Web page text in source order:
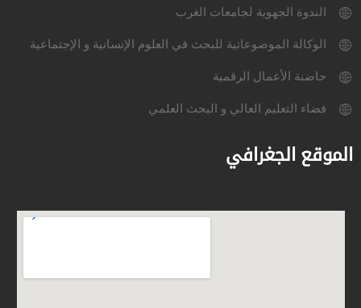
الندوة الجهوية لجامعات الغرب
الوكالة الموضوعاتية للبحث في العلوم الإنسانية و الإجتماعية
حاضنة الأعمال الرقمية
فضاء التعليم العالي و البحث العلمي
الموقع الجغرافي